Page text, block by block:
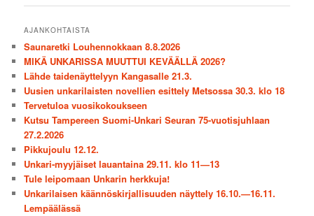
AJANKOHTAISTA
Saunaretki Louhennokkaan 8.8.2026
MIKÄ UNKARISSA MUUTTUI KEVÄÄLLÄ 2026?
Lähde taidenäyttelyyn Kangasalle 21.3.
Uusien unkarilaisten novellien esittely Metsossa 30.3. klo 18
Tervetuloa vuosikokoukseen
Kutsu Tampereen Suomi-Unkari Seuran 75-vuotisjuhlaan
27.2.2026
Pikkujoulu 12.12.
Unkari-myyjäiset lauantaina 29.11. klo 11—13
Tule leipomaan Unkarin herkkuja!
Unkarilaisen käännöskirjallisuuden näyttely 16.10.—16.11.
Lempäälässä